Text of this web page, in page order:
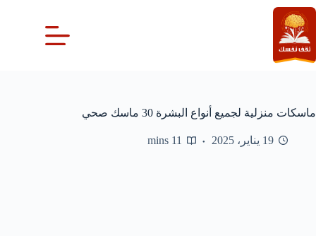
التجاوز
إلى
المحتوى
ماسكات منزلية لجميع أنواع البشرة 30 ماسك صحي
19 يناير، 2025 11 mins